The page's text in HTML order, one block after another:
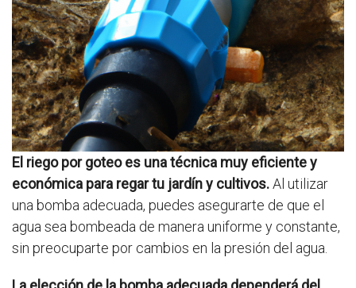
El riego por goteo es una técnica muy eficiente y
económica para regar tu jardín y cultivos.Al utilizar
una bomba adecuada, puedes asegurarte de que el
agua sea bombeada de manera uniforme y constante,
sin preocuparte por cambios en la presión del agua.